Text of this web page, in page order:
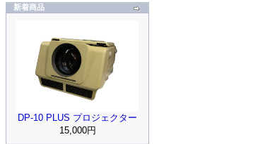
新着商品
DP-10 PLUS プロジェクター
15,000円